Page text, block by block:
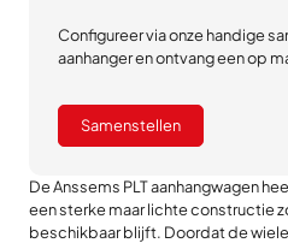
Configureer via onze handige
aanhanger en ontvang een op
Samenstellen
De Anssems PLT aanhangwagen
een sterke maar lichte constructie
beschikbaar blijft. Doordat de